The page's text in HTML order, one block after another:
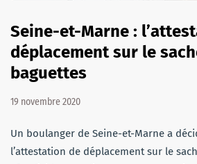
Seine-et-Marne :
déplacement sur le
baguettes
19 novembre 2020
Un boulanger de Seine-et-Marne a
l’attestation de déplacement sur le